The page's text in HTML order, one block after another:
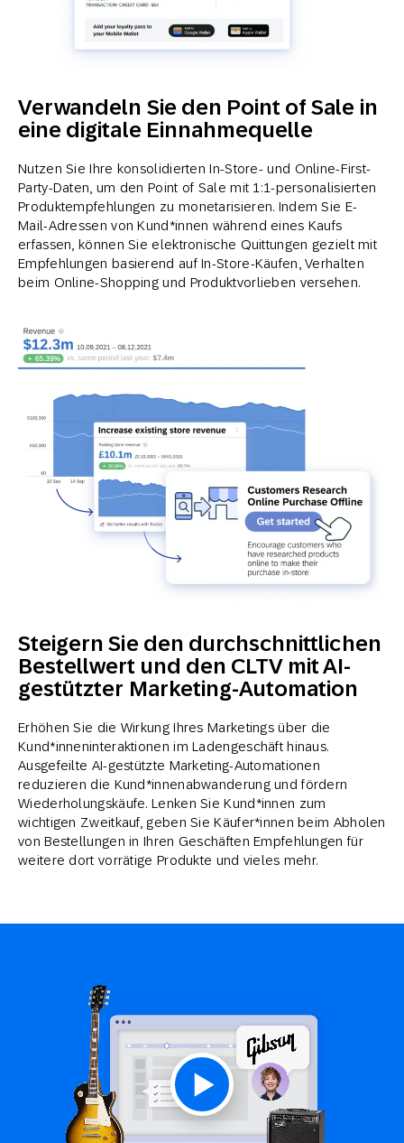
Verwandeln Sie den Point of Sale in
eine digitale Einnahmequelle
Nutzen Sie Ihre konsolidierten In-Store- und Online-First-
Party-Daten, um den Point of Sale mit 1:1-personalisierten
Produktempfehlungen zu monetarisieren. Indem Sie E-
Mail-Adressen von Kund*innen während eines Kaufs
erfassen, können Sie elektronische Quittungen gezielt mit
Empfehlungen basierend auf In-Store-Käufen, Verhalten
beim Online-Shopping und Produktvorlieben versehen.
Steigern Sie den durchschnittlichen
Bestellwert und den CLTV mit AI-
gestützter Marketing-Automation
Erhöhen Sie die Wirkung Ihres Marketings über die
Kund*inneninteraktionen im Ladengeschäft hinaus.
Ausgefeilte AI-gestützte Marketing-Automationen
reduzieren die Kund*innenabwanderung und fördern
Wiederholungskäufe. Lenken Sie Kund*innen zum
wichtigen Zweitkauf, geben Sie Käufer*innen beim Abholen
von Bestellungen in Ihren Geschäften Empfehlungen für
weitere dort vorrätige Produkte und vieles mehr.